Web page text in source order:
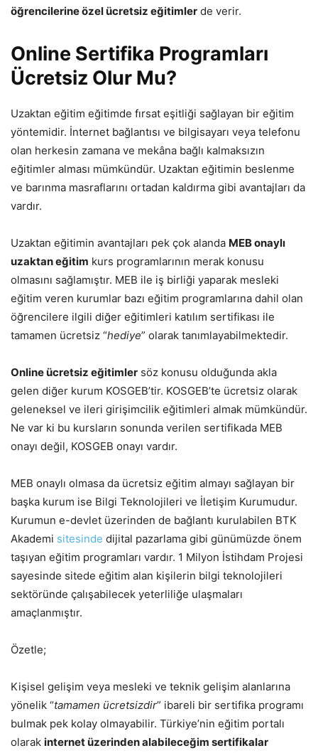
öğrencilerine özel ücretsiz eğitimler de verir.
Online Sertifika Programları
Ücretsiz Olur Mu?
Uzaktan eğitim eğitimde fırsat eşitliği sağlayan bir eğitim
yöntemidir. İnternet bağlantısı ve bilgisayarı veya telefonu
olan herkesin zamana ve mekâna bağlı kalmaksızın
eğitimler alması mümkündür. Uzaktan eğitimin beslenme
ve barınma masraflarını ortadan kaldırma gibi avantajları da
vardır.
Uzaktan eğitimin avantajları pek çok alanda MEB onaylı
uzaktan eğitim kurs programlarının merak konusu
olmasını sağlamıştır. MEB ile iş birliği yaparak mesleki
eğitim veren kurumlar bazı eğitim programlarına dahil olan
öğrencilere ilgili diğer eğitimleri katılım sertifikası ile
tamamen ücretsiz “hediye” olarak tanımlayabilmektedir.
Online ücretsiz eğitimler söz konusu olduğunda akla
gelen diğer kurum KOSGEB’tir. KOSGEB’te ücretsiz olarak
geleneksel ve ileri girişimcilik eğitimleri almak mümkündür.
Ne var ki bu kursların sonunda verilen sertifikada MEB
onayı değil, KOSGEB onayı vardır.
MEB onaylı olmasa da ücretsiz eğitim almayı sağlayan bir
başka kurum ise Bilgi Teknolojileri ve İletişim Kurumudur.
Kurumun e-devlet üzerinden de bağlantı kurulabilen BTK
Akademi sitesinde dijital pazarlama gibi günümüzde önem
taşıyan eğitim programları vardır. 1 Milyon İstihdam Projesi
sayesinde sitede eğitim alan kişilerin bilgi teknolojileri
sektöründe çalışabilecek yeterliliğe ulaşmaları
amaçlanmıştır.
Özetle;
Kişisel gelişim veya mesleki ve teknik gelişim alanlarına
yönelik “tamamen ücretsizdir” ibareli bir sertifika programı
bulmak pek kolay olmayabilir. Türkiye’nin eğitim portalı
olarak internet üzerinden alabileceğim sertifikalar